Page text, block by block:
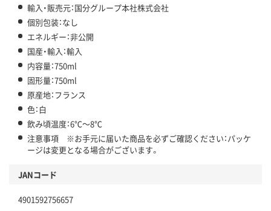
輸入・販売元：国分グループ本社株式会社
個別包装：なし
エネルギー：非公開
国産・輸入：輸入
内容量：750ml
固形量：750ml
原産地：フランス
色：白
飲み頃温度：6℃～8℃
注意事項 ※お手元に届いた商品を必ずご確認ください：パッケ
ージは変更となる場合がございます。
JANコード
4901592756657